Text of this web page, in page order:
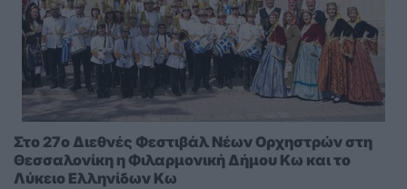
Στο 27ο Διεθνές Φεστιβάλ Νέων Ορχηστρών στη
Θεσσαλονίκη η Φιλαρμονική Δήμου Κω και το
Λύκειο Ελληνίδων Κω